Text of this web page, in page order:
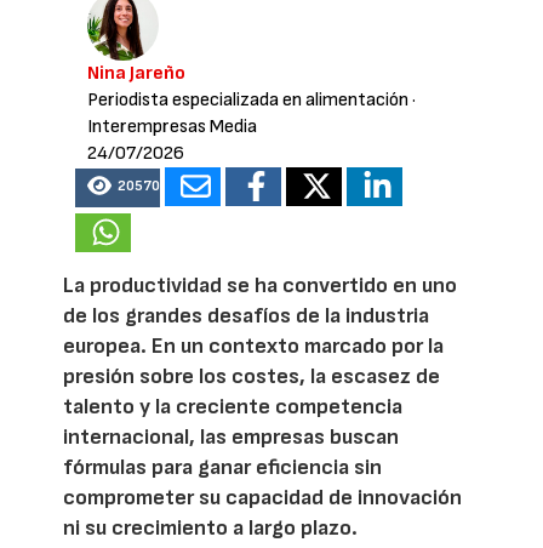
Nina Jareño
Periodista especializada en alimentación ·
Interempresas Media
24/07/2026
20570
La productividad se ha convertido en uno
de los grandes desafíos de la industria
europea. En un contexto marcado por la
presión sobre los costes, la escasez de
talento y la creciente competencia
internacional, las empresas buscan
fórmulas para ganar eficiencia sin
comprometer su capacidad de innovación
ni su crecimiento a largo plazo.